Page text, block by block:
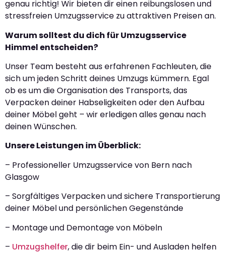
genau richtig! Wir bieten dir einen reibungslosen und
stressfreien Umzugsservice zu attraktiven Preisen an.
Warum solltest du dich für Umzugsservice
Himmel entscheiden?
Unser Team besteht aus erfahrenen Fachleuten, die
sich um jeden Schritt deines Umzugs kümmern. Egal
ob es um die Organisation des Transports, das
Verpacken deiner Habseligkeiten oder den Aufbau
deiner Möbel geht – wir erledigen alles genau nach
deinen Wünschen.
Unsere Leistungen im Überblick:
– Professioneller Umzugsservice von Bern nach
Glasgow
– Sorgfältiges Verpacken und sichere Transportierung
deiner Möbel und persönlichen Gegenstände
– Montage und Demontage von Möbeln
– Umzugshelfer, die dir beim Ein- und Ausladen helfen